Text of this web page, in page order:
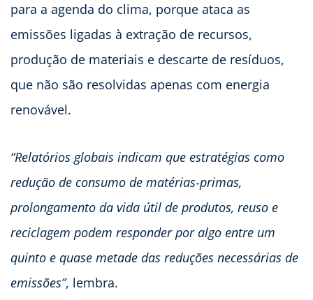
para a agenda do clima, porque ataca as
emissões ligadas à extração de recursos,
produção de materiais e descarte de resíduos,
que não são resolvidas apenas com energia
renovável.
“Relatórios globais indicam que estratégias como
redução de consumo de matérias‑primas,
prolongamento da vida útil de produtos, reuso e
reciclagem podem responder por algo entre um
quinto e quase metade das reduções necessárias de
emissões”, lembra.